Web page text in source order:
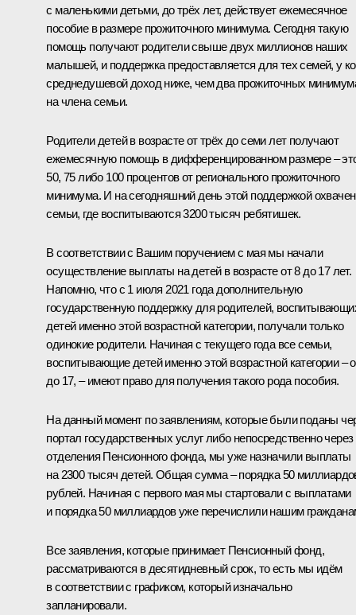
с маленькими детьми, до трёх лет, действует ежемесячное
пособие в размере прожиточного минимума. Сегодня такую
помощь получают родители свыше двух миллионов наших
малышей, и поддержка предоставляется для тех семей, у
среднедушевой доход ниже, чем два прожиточных
на члена семьи.
Родители детей в возрасте от трёх до семи лет получают
ежемесячную помощь в дифференцированном размере –
50, 75 либо 100 процентов от регионального прожиточного
минимума. И на сегодняшний день этой поддержкой
семьи, где воспитываются 3200 тысяч ребятишек.
В соответствии с Вашим поручением с мая мы начали
осуществление выплаты на детей в возрасте от 8 до 17 лет.
Напомню, что с 1 июля 2021 года дополнительную
государственную поддержку для родителей,
детей именно этой возрастной категории, получали только
одинокие родители. Начиная с текущего года все семьи,
воспитывающие детей именно этой возрастной категории –
до 17, – имеют право для получения такого рода пособия.
На данный момент по заявлениям, которые были поданы
портал государственных услуг либо непосредственно через
отделения Пенсионного фонда, мы уже назначили выплаты
на 2300 тысяч детей. Общая сумма – порядка 50
рублей. Начиная с первого мая мы стартовали с выплатами
и порядка 50 миллиардов уже перечислили нашим
Все заявления, которые принимает Пенсионный фонд,
рассматриваются в десятидневный срок, то есть мы идём
в соответствии с графиком, который изначально
запланировали.